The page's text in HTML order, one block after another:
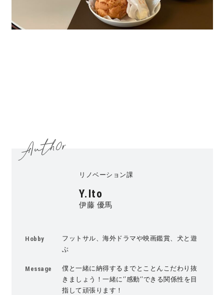
リノベーション課
Y.Ito
伊藤 優馬
Hobby
フットサル、海外ドラマや映画鑑賞、犬と遊
ぶ
Message
僕と一緒に納得するまでとことんこだわり抜
きましょう！一緒に‘’感動‘’できる関係性を目
指して頑張ります！